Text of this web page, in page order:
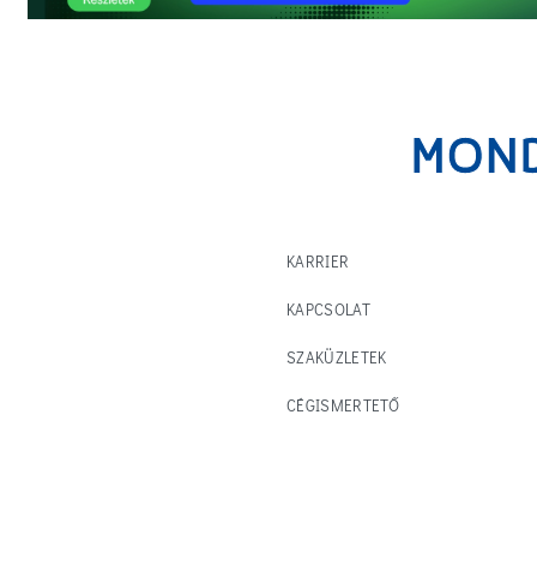
KARRIER
KAPCSOLAT
SZAKÜZLETEK
CÉGISMERTETŐ